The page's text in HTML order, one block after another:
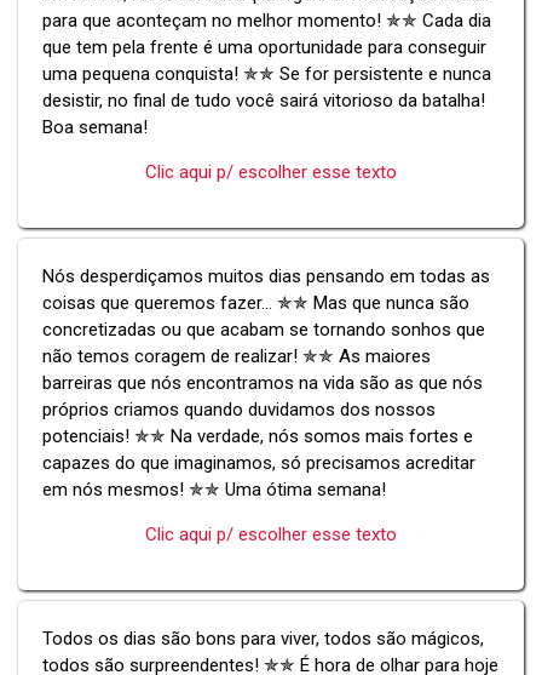
para que aconteçam no melhor momento! ✯✯ Cada dia
que tem pela frente é uma oportunidade para conseguir
uma pequena conquista! ✯✯ Se for persistente e nunca
desistir, no final de tudo você sairá vitorioso da batalha!
Boa semana!
Clic aqui p/ escolher esse texto
Nós desperdiçamos muitos dias pensando em todas as
coisas que queremos fazer... ✯✯ Mas que nunca são
concretizadas ou que acabam se tornando sonhos que
não temos coragem de realizar! ✯✯ As maiores
barreiras que nós encontramos na vida são as que nós
próprios criamos quando duvidamos dos nossos
potenciais! ✯✯ Na verdade, nós somos mais fortes e
capazes do que imaginamos, só precisamos acreditar
em nós mesmos! ✯✯ Uma ótima semana!
Clic aqui p/ escolher esse texto
Todos os dias são bons para viver, todos são mágicos,
todos são surpreendentes! ✯✯ É hora de olhar para hoje